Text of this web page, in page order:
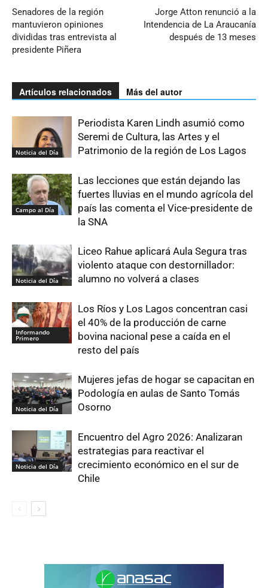
Senadores de la región
mantuvieron opiniones
divididas tras entrevista al
presidente Piñera
Jorge Atton renunció a la
Intendencia de La Araucanía
después de 13 meses
Artículos relacionados Más del autor
Noticia del Día
Periodista Karen Lindh asumió como
Seremi de Cultura, las Artes y el
Patrimonio de la región de Los Lagos
Campo al Día
Las lecciones que están dejando las
fuertes lluvias en el mundo agrícola del
país las comenta el Vice-presidente de
la SNA
Noticia del Día
Liceo Rahue aplicará Aula Segura tras
violento ataque con destornillador:
alumno no volverá a clases
Informando
Primero
Los Ríos y Los Lagos concentran casi
el 40% de la producción de carne
bovina nacional pese a caída en el
resto del país
Noticia del Día
Mujeres jefas de hogar se capacitan en
Podología en aulas de Santo Tomás
Osorno
Noticia del Día
Encuentro del Agro 2026: Analizaran
estrategias para reactivar el
crecimiento económico en el sur de
Chile